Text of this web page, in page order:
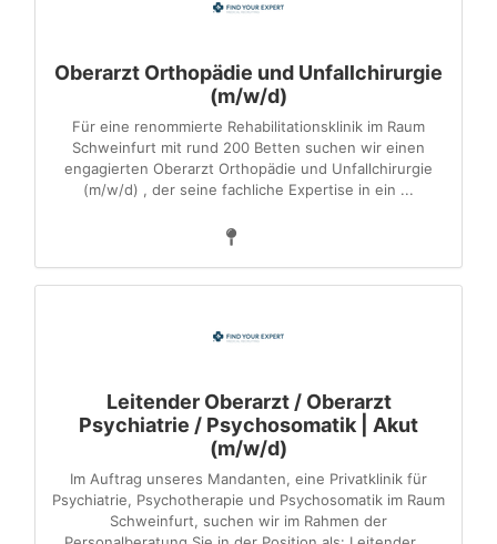
Oberarzt Orthopädie und Unfallchirurgie
(m/w/d)
Für eine renommierte Rehabilitationsklinik im Raum
Schweinfurt mit rund 200 Betten suchen wir einen
engagierten Oberarzt Orthopädie und Unfallchirurgie
(m/w/d) , der seine fachliche Expertise in ein ...
Leitender Oberarzt / Oberarzt
Psychiatrie / Psychosomatik | Akut
(m/w/d)
Im Auftrag unseres Mandanten, eine Privatklinik für
Psychiatrie, Psychotherapie und Psychosomatik im Raum
Schweinfurt, suchen wir im Rahmen der